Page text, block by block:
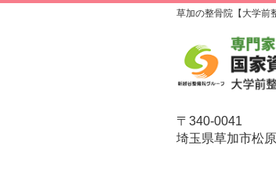
草加の整骨院【大学前
〒340-0041
埼玉県草加市松